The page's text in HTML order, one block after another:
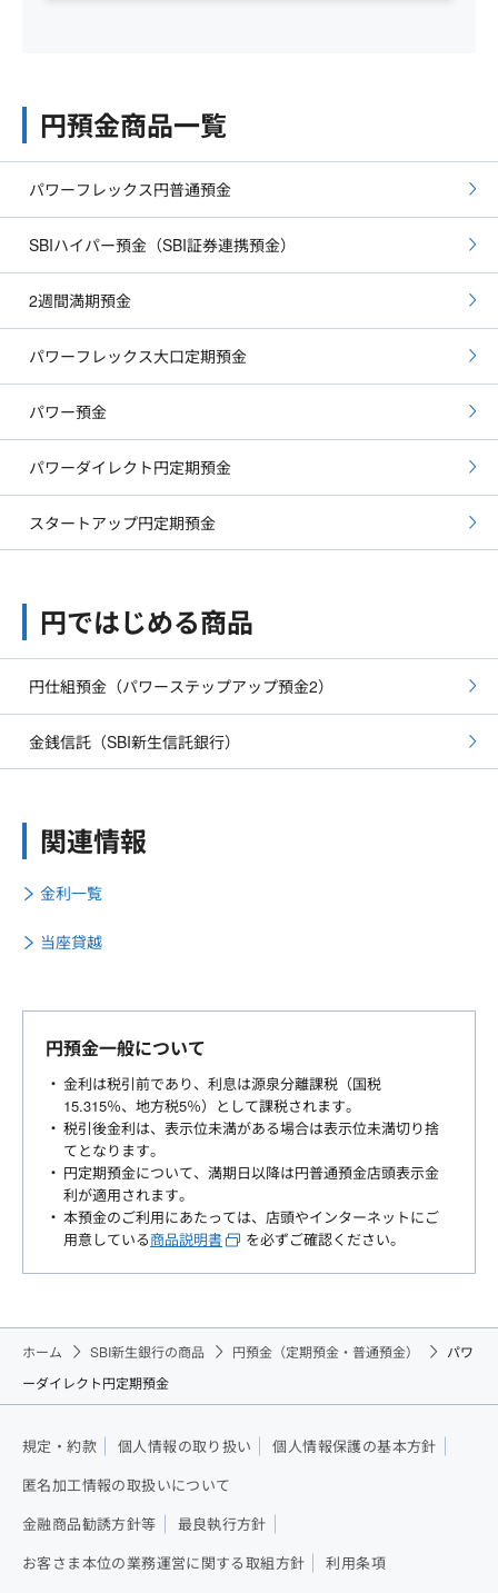
円預金商品一覧
パワーフレックス円普通預金
SBIハイパー預金（SBI証券連携預金）
2週間満期預金
パワーフレックス大口定期預金
パワー預金
パワーダイレクト円定期預金
スタートアップ円定期預金
円ではじめる商品
円仕組預金（パワーステップアップ預金2）
金銭信託（SBI新生信託銀行）
関連情報
金利一覧
当座貸越
円預金一般について
金利は税引前であり、利息は源泉分離課税（国税
15.315％、地方税5％）として課税されます。
税引後金利は、表示位未満がある場合は表示位未満切り捨
てとなります。
円定期預金について、満期日以降は円普通預金店頭表示金
利が適用されます。
本預金のご利用にあたっては、店頭やインターネットにご
用意している商品説明書 を必ずご確認ください。
ホーム SBI新生銀行の商品 円預金（定期預金・普通預金）
パワ
ーダイレクト円定期預金
規定・約款 個人情報の取り扱い 個人情報保護の基本方針
匿名加工情報の取扱いについて
金融商品勧誘方針等 最良執行方針
お客さま本位の業務運営に関する取組方針 利用条項